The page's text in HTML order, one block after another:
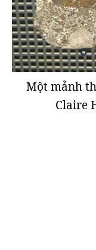
Một mảnh
Claire